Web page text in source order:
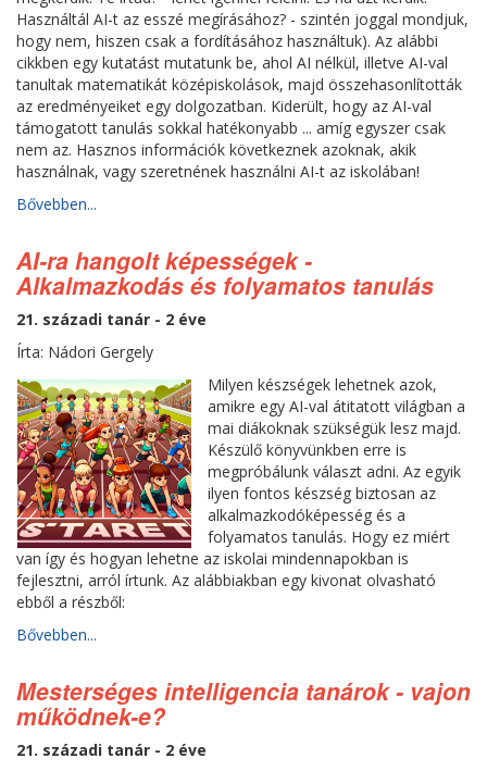
Használtál AI-t az esszé megírásához? - szintén joggal mondjuk,
hogy nem, hiszen csak a fordításához használtuk). Az alábbi
cikkben egy kutatást mutatunk be, ahol AI nélkül, illetve AI-val
tanultak matematikát középiskolások, majd összehasonlították
az eredményeiket egy dolgozatban. Kiderült, hogy az AI-val
támogatott tanulás sokkal hatékonyabb ... amíg egyszer csak
nem az. Hasznos információk következnek azoknak, akik
használnak, vagy szeretnének használni AI-t az iskolában!
Bővebben...
AI-ra hangolt képességek -
Alkalmazkodás és folyamatos tanulás
21. századi tanár - 2 éve
Írta: Nádori Gergely
Milyen készségek lehetnek azok,
amikre egy AI-val átitatott világban a
mai diákoknak szükségük lesz majd.
Készülő könyvünkben erre is
megpróbálunk választ adni. Az egyik
ilyen fontos készség biztosan az
alkalmazkodóképesség és a
folyamatos tanulás. Hogy ez miért
van így és hogyan lehetne az iskolai mindennapokban is
fejlesztni, arról írtunk. Az alábbiakban egy kivonat olvasható
ebből a részből:
Bővebben...
Mesterséges intelligencia tanárok - vajon
működnek-e?
21. századi tanár - 2 éve